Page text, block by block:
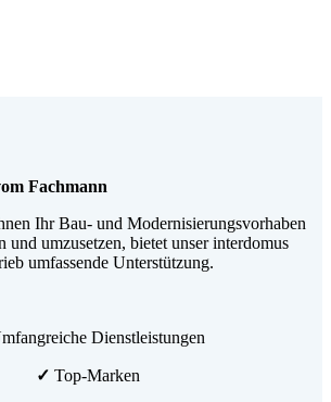
Fachmann
Ihr Bau- und Modernisierungsvorhaben
und umzusetzen, bietet unser interdomus
umfassende Unterstützung.
Dienstleistungen
✓ Top-Marken